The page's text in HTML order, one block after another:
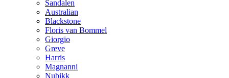
Sandalen
Australian
Blackstone
Floris van Bommel
Giorgio
Greve
Harris
Magnanni
Nubikk